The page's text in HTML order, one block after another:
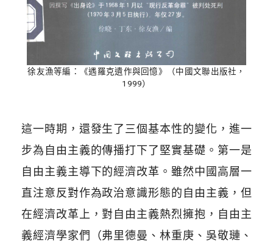
徐友漁等編：《遇羅克遺作與回憶》（中國文聯出版社，
1999）
這一時期，還發生了三個基本性的變化，進一
步為自由主義的傳播打下了堅實基礎。第一是
自由主義主導下的經濟改革。雖然中國高層一
直注意反對作為政治意識形態的自由主義，但
在經濟改革上，對自由主義熱烈擁抱，自由主
義經濟學家們（弗里德曼、林重庚、吳敬璉、